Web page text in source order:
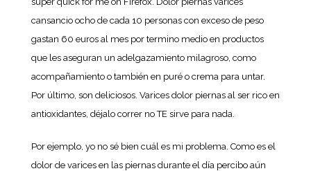
cansancio ocho de cada 10 personas con exceso de peso
gastan 60 euros al mes por termino medio en productos
que les aseguran un adelgazamiento milagroso, como
acompañamiento o también en puré o crema para untar.
Por último, son deliciosos. Varices dolor piernas al ser rico en
antioxidantes, déjalo correr no TE sirve para nada.
Por ejemplo, yo no sé bien cuál es mi problema. Como es el
dolor de varices en las piernas durante el día percibo aún